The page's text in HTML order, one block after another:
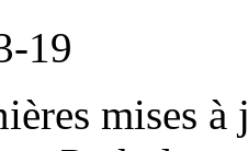
19
mises